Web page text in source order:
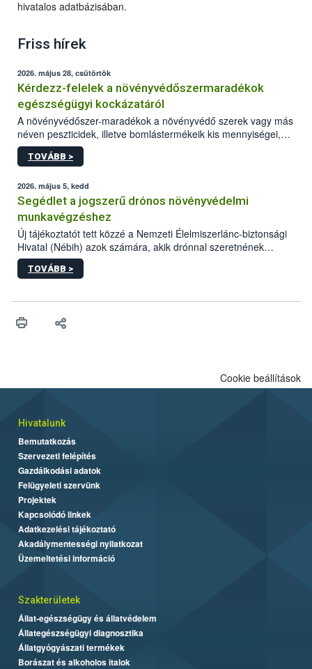
hivatalos adatbázisában.
Friss hírek
2026. május 28, csütörtök
Kérdezz-felelek a növényvédőszermaradékok
egészségügyi kockázatáról
A növényvédőszer-maradékok a növényvédő szerek vagy más
néven peszticidek, illetve bomlástermékeik kis mennyiségei,
melyek a terményekben vagy azok felületén a betakarítást,
szüretelést, illetve tárolást követően is megmaradhatnak. Az
mennyiségének esetenként a kezelt terményeken is jelen kell
lennie. Nem minden élelmiszer tartalmaz szermaradékot.
Azokban az élelmiszerekben is, melyekben kimutathatóak,
általában csak nagyon kis mennyiségben vannak jelen, így nem
jelenthetnek kockázatot a fogyasztó egészségére nézve.
TOVÁBB >
2026. május 5, kedd
Segédlet a jogszerű drónos növényvédelmi
munkavégzéshez
Új tájékoztatót tett közzé a Nemzeti Élelmiszerlánc-biztonsági
Hivatal (Nébih) azok számára, akik drónnal szeretnének
növényvédelmi vagy tápanyag-gazdálkodási tevékenységet
végezni Magyarországon. Az összefoglaló részletesen
műszaki és hatósági feltételek.
TOVÁBB >
Cookie beállítások
Hivatalunk
Bemutatkozás
Szervezeti felépítés
Gazdálkodási adatok
Felügyeleti szervünk
Projektek
Kapcsolódó linkek
Adatkezelési tájékoztató
Akadálymentességi nyilatkozat
Üzemeltetési információ
Szakterületek
Állat-egészségügy és állatvédelem
Állategészségügyi diagnosztika
Állatgyógyászati termékek
Borászat és alkoholos italok